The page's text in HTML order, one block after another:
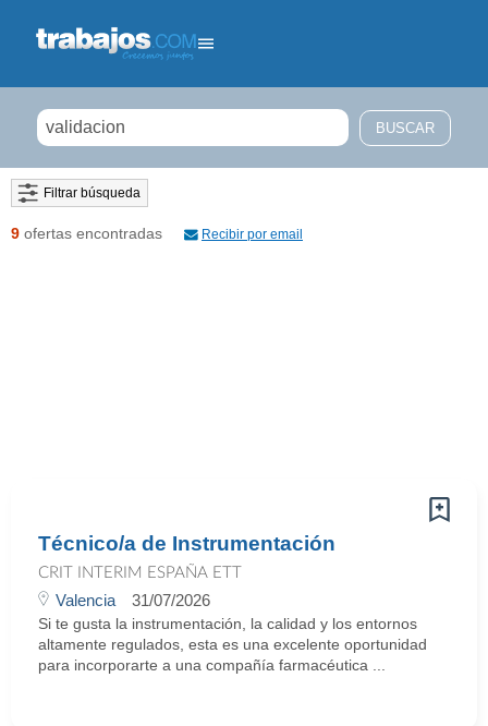
Filtrar búsqueda
9 ofertas encontradas Recibir por email
Técnico/a de Instrumentación
CRIT INTERIM ESPAÑA ETT
Valencia 31/07/2026
Si te gusta la instrumentación, la calidad y los entornos
altamente regulados, esta es una excelente oportunidad
para incorporarte a una compañía farmacéutica ...